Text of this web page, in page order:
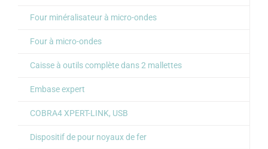
Four minéralisateur à micro-ondes
Four à micro-ondes
Caisse à outils complète dans 2 mallettes
Embase expert
COBRA4 XPERT-LINK, USB
Dispositif de pour noyaux de fer